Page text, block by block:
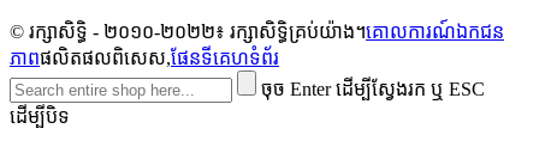
© រក្សាសិទ្ធិ - ២០១០-២០២២៖ រក្សាសិទ្ធិគ្រប់យ៉ាង។គោលការណ៍ឯកជន
ភាពផលិតផលពិសេស,ផែនទីគេហទំព័រ
ចុច Enter ដើម្បីស្វែងរក ឬ ESC
ដើម្បីបិទ